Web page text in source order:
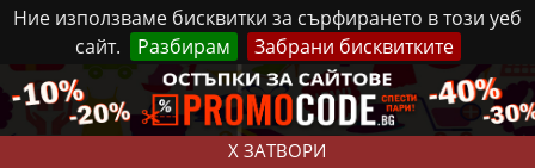
Ние използваме бисквитки за сърфирането в този уеб
сайт.
Разбирам Забрани бисквитките
X ЗАТВОРИ
Четвъртък, 6 Август, 2026 Реклама Контакти